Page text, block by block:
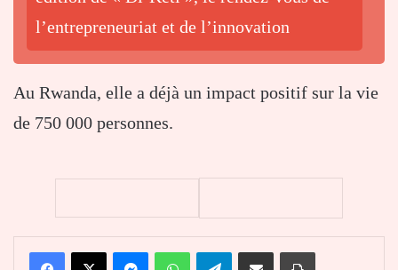
l’entrepreneuriat et de l’innovation
Au Rwanda, elle a déjà un impact positif sur la vie
de 750 000 personnes.
FacebookX MessengerWhatsAppTelegramPartager par email Imprimer